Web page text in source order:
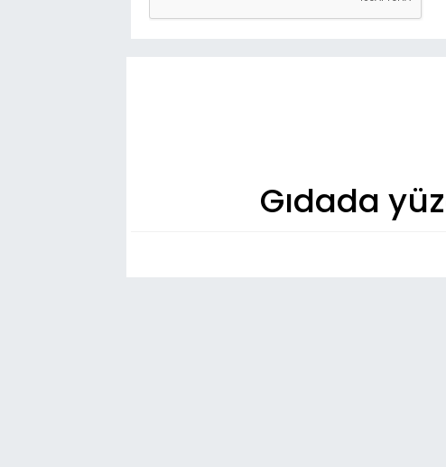
Gıdada